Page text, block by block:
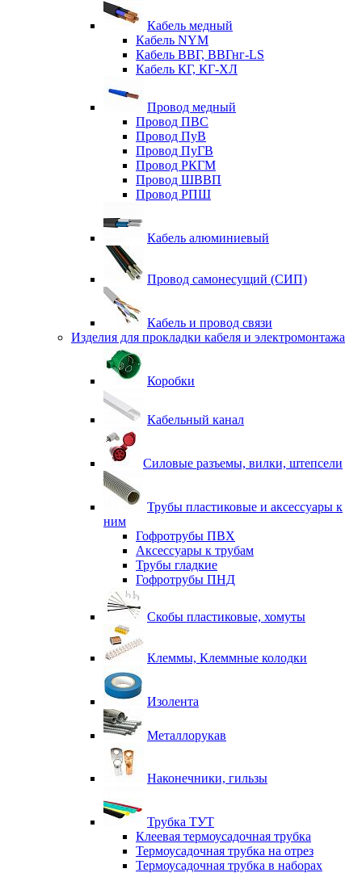
Кабель медный
Кабель NYM
Кабель ВВГ, ВВГнг-LS
Кабель КГ, КГ-ХЛ
Провод медный
Провод ПВС
Провод ПуВ
Провод ПуГВ
Провод РКГМ
Провод ШВВП
Провод РПШ
Кабель алюминиевый
Провод самонесущий (СИП)
Кабель и провод связи
Изделия для прокладки кабеля и электромонтажа
Коробки
Кабельный канал
Силовые разъемы, вилки, штепсели
Трубы пластиковые и аксессуары к
ним
Гофротрубы ПВХ
Аксессуары к трубам
Трубы гладкие
Гофротрубы ПНД
Скобы пластиковые, хомуты
Клеммы, Клеммные колодки
Изолента
Металлорукав
Наконечники, гильзы
Трубка ТУТ
Клеевая термоусадочная трубка
Термоусадочная трубка на отрез
Термоусадочная трубка в наборах